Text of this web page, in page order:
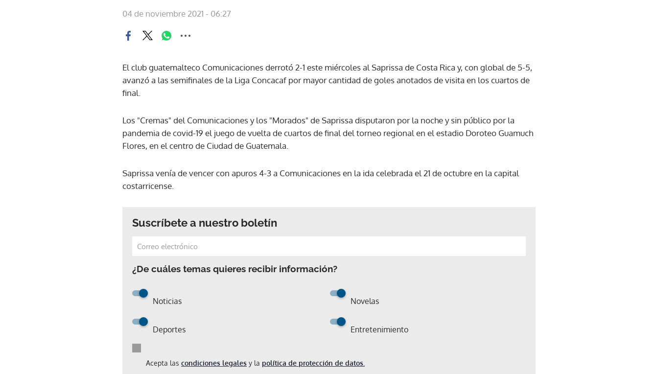
04 de noviembre 2021 - 06:27
El club guatemalteco Comunicaciones derrotó 2-1 este miércoles al Saprissa de Costa Rica y, con global de 5-5,
avanzó a las semifinales de la Liga Concacaf por mayor cantidad de goles anotados de visita en los cuartos de
final.
Los "Cremas" del Comunicaciones y los "Morados" de Saprissa disputaron por la noche y sin público por la
pandemia de covid-19 el juego de vuelta de cuartos de final del torneo regional en el estadio Doroteo Guamuch
Flores, en el centro de Ciudad de Guatemala.
Saprissa venía de vencer con apuros 4-3 a Comunicaciones en la ida celebrada el 21 de octubre en la capital
costarricense.
Suscríbete a nuestro boletín
¿De cuáles temas quieres recibir información?
Noticias Novelas
Deportes Entretenimiento
Acepta las condiciones legales y la política de protección de datos.